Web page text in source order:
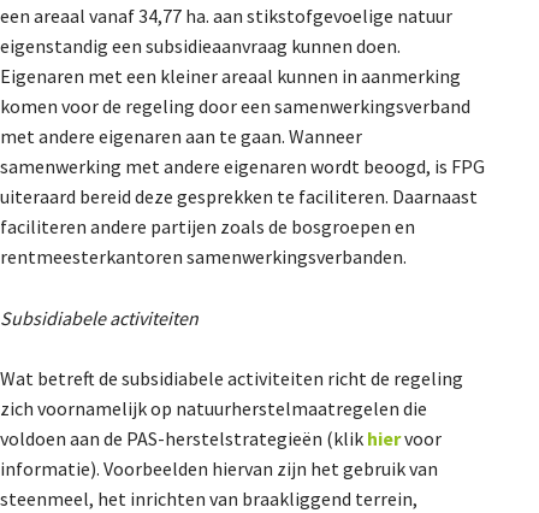
een areaal vanaf 34,77 ha. aan stikstofgevoelige natuur
eigenstandig een subsidieaanvraag kunnen doen.
Eigenaren met een kleiner areaal kunnen in aanmerking
komen voor de regeling door een samenwerkingsverband
met andere eigenaren aan te gaan. Wanneer
samenwerking met andere eigenaren wordt beoogd, is FPG
uiteraard bereid deze gesprekken te faciliteren. Daarnaast
faciliteren andere partijen zoals de bosgroepen en
rentmeesterkantoren samenwerkingsverbanden.
Subsidiabele activiteiten
Wat betreft de subsidiabele activiteiten richt de regeling
zich voornamelijk op natuurherstelmaatregelen die
voldoen aan de PAS-herstelstrategieën (klik hiervoor
informatie). Voorbeelden hiervan zijn het gebruik van
steenmeel, het inrichten van braakliggend terrein,